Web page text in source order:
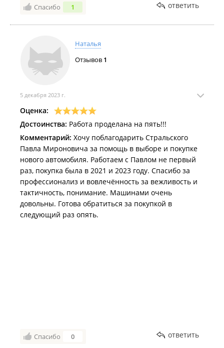
Спасибо 1 ответить
Наталья
Отзывов 1
5 декабря 2023 г.
Оценка:
Достоинства: Работа проделана на пять!!!
Комментарий: Хочу поблагодарить Стральского
Павла Мироновича за помощь в выборе и покупке
нового автомобиля. Работаем с Павлом не первый
раз, покупка была в 2021 и 2023 году. Спасибо за
профессионализ и вовлечённость за вежливость и
тактичность, понимание. Машинами очень
довольны. Готова обратиться за покупкой в
следующий раз опять.
Спасибо 0 ответить